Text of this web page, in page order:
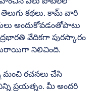
కథలు. కామ్ వారి
అందుకోవడంతోపాటు
వేదికగా పురస్కారం
నిలిచింది.
ప్రయత్నం. మీ అందరి